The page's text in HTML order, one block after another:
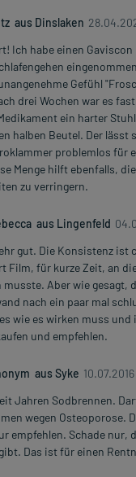
nicht ohne
ein.
richtet sich nach Art
Erkrankung und wird
dauerhafte Einnahme
ernste Erkrankungen
kann es zu einem
Setzen Sie sich bei
mit einem Arzt in
Sie vor allem bei
eine gewissenhafte
Vorsichtsmaßnahmen.
Dosierung kann
Da der Arzt
daher nach
aus Dinslaken
Ich habe einen Gaviscon
Gefühl
drei Wochen war es
ein harter
halben Beutel. Der lässt
problemlos für
Menge hilft ebenfalls, die
zu verringern.
aus Lingenfeld
gut. Die Konsistenz ist
Film, für kurze Zeit, an
musste. Aber wie gesagt,
nach ein paar mal
wie es wirken muss und
und empfehlen.
aus Syke 10.07.2016
Jahren Sodbrennen.
wegen Osteoporose.
empfehlen. Schade nur,
Das ist für einen